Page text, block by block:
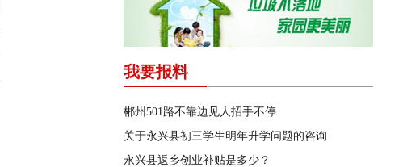
我要报料
郴州501路不靠边见人招手不停
关于永兴县初三学生明年升学问题的咨询
永兴县返乡创业补贴是多少？